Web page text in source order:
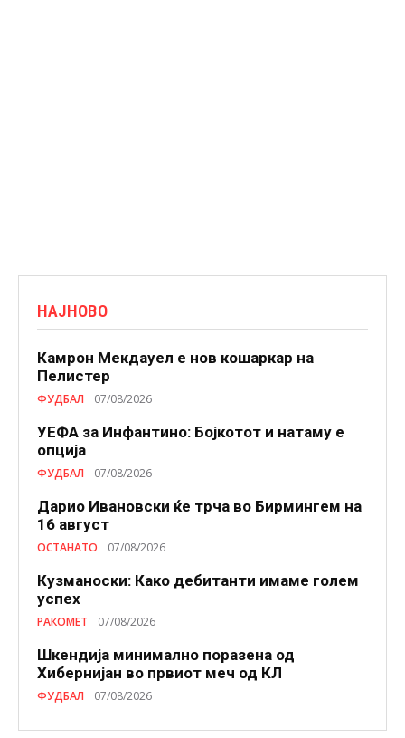
НАЈНОВО
Камрон Мекдауел е нов кошаркар на
Пелистер
ФУДБАЛ 07/08/2026
УЕФА за Инфантино: Бојкотот и натаму е
опција
ФУДБАЛ 07/08/2026
Дарио Ивановски ќе трча во Бирмингем на
16 август
ОСТАНАТО 07/08/2026
Кузманоски: Како дебитанти имаме голем
успех
РАКОМЕТ 07/08/2026
Шкендија минимално поразена од
Хибернијан во првиот меч од КЛ
ФУДБАЛ 07/08/2026